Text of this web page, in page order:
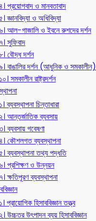
৪। প্রয়োগবাদ ও মানবতাবাদ
জ্ঞানবিদ্যা ও অধিবিদ্যা
আল-গাজালি ও ইবনে রুশদের দর্শন
৭। সুফিবাদ
বৌদ্ধ দর্শন
বাঙালির দর্শন (আধুনিক ও সমকালীন)
১০। সমকালীন রাষ্ট্রদর্শন
১। ব্যবস্থাপনা চিন্তাধারা
২। আন্তর্জাতিক ব্যবসায়
ব্যবসায় গবেষণা
৪। কৌশলগত ব্যবস্থাপনা
ব্যবস্থাপনা তথ্য পদ্ধতি
প্রশিক্ষণ ও উন্নয়ন
৭। ক্ষতিপূরণ ব্যবস্থাপনা
১। প্রায়োগিক হিসাববিজ্ঞান তত্ত্ব
২। উচ্চতর উৎপাদন ব্যয় হিসাববিজ্ঞান